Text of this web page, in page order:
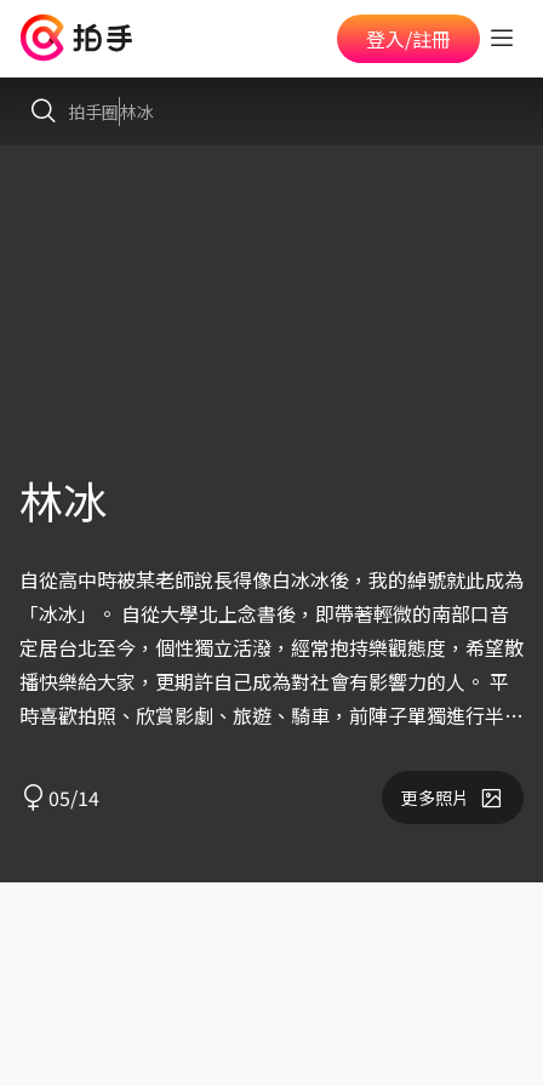
登入/註冊
拍手圈林冰
林冰
自從高中時被某老師說長得像白冰冰後，我的綽號就此成為
「冰冰」。 自從大學北上念書後，即帶著輕微的南部口音
定居台北至今，個性獨立活潑，經常抱持樂觀態度，希望散
播快樂給大家，更期許自己成為對社會有影響力的人。 平
時喜歡拍照、欣賞影劇、旅遊、騎車，前陣子單獨進行半環
停留從未細細品味的地區，如苗栗、雲林及嘉義，發現台灣
還有很多尚未發覺過的美好！ ps 最近有點發福，會開始減
05/14 更多照片